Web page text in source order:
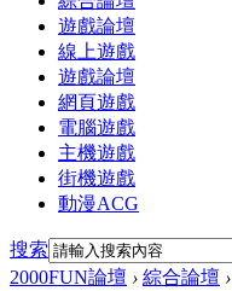
遊戲論壇
線上遊戲
遊戲論壇
網頁遊戲
電腦遊戲
主機遊戲
街機遊戲
動漫ACG
搜索
2000FUN論壇 › 綜合論壇 ›